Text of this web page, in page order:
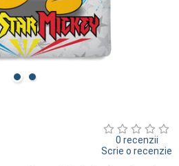
0 recenzii
Scrie o recenzie